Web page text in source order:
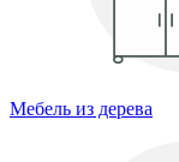
Мебель из дерева